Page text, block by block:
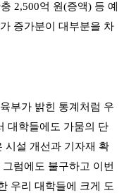
2,500억 원(증액) 등 예
증가분이 대부분을 차
부가 밝힌 통계처럼 우
대학들에도 가뭄의 단
시설 개선과 기자재 확
그럼에도 불구하고 이번
우리 대학들에 크게 도